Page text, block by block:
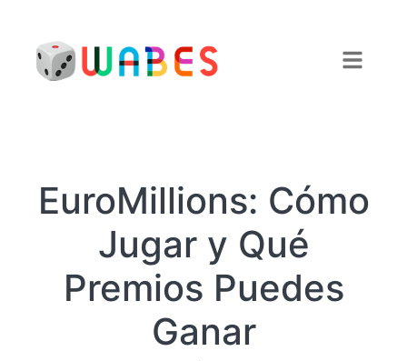
EuroMillions: Cómo
Jugar y Qué
Premios Puedes
Ganar